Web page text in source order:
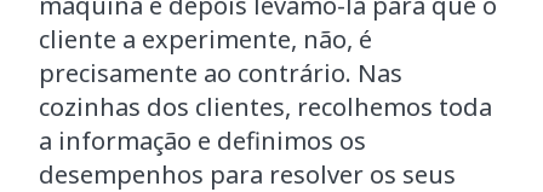
cliente a experimente, não, é
precisamente ao contrário. Nas
cozinhas dos clientes, recolhemos toda
a informação e definimos os
desempenhos para resolver os seus